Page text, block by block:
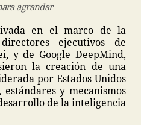
agrandar
en el marco de la
ejecutivos de
y de Google DeepMind,
la creación de una
por Estados Unidos
y mecanismos
de la inteligencia